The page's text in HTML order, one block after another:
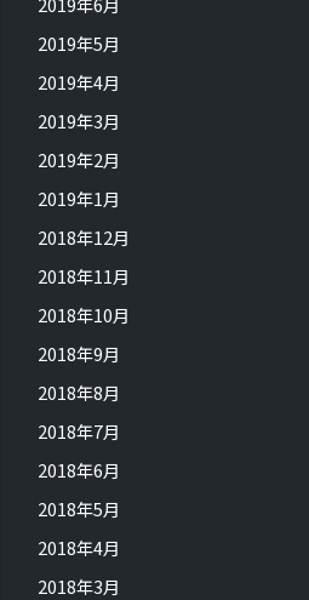
2019年5月
2019年4月
2019年3月
2019年2月
2019年1月
2018年12月
2018年11月
2018年10月
2018年9月
2018年8月
2018年7月
2018年6月
2018年5月
2018年4月
2018年3月